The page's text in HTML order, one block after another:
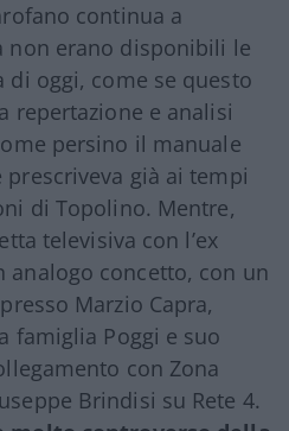
continua a
non erano disponibili le
oggi, come se questo
repertazione e analisi
persino il manuale
già ai tempi
di Topolino. Mentre,
televisiva con l’ex
analogo concetto, con un
Marzio Capra,
famiglia Poggi e suo
con Zona
Brindisi su Rete 4.